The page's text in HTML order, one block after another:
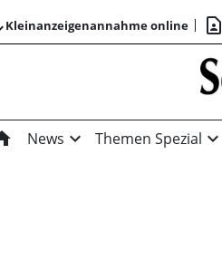
Kleinanzeigenannahme online contact_page
News expand_more Themen Spezial expand_more